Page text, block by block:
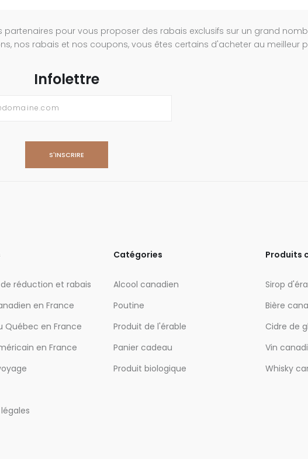
pour vous proposer des rabais exclusifs sur un grand
nos rabais et nos coupons, vous êtes certains d'acheter au meilleur
Infolettre
réduction et rabais
en France
Québec en France
en France
Catégories
Alcool canadien
Poutine
Produit de l'érable
Panier cadeau
Produit biologique
Produits
Sirop
Bière
Cidre de
Vin
Whisky